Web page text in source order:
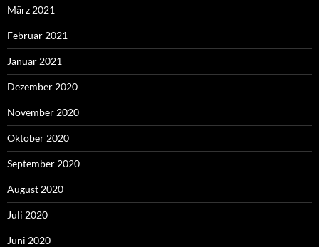
März 2021
Februar 2021
Januar 2021
Dezember 2020
November 2020
Oktober 2020
September 2020
August 2020
Juli 2020
Juni 2020